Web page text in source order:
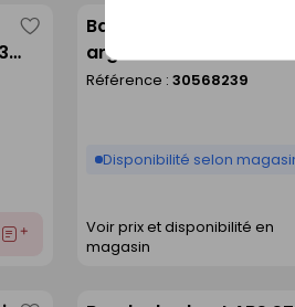
Ajouter
Enregistrer
comme
Bande de chant ABS
argile - 75m 28 x 2 mm
Référence : 30568239
Disponibilité selon
Voir prix et disponibilité en
magasin